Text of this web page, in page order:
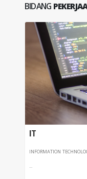
BIDANG
IT
INFORMATION
...